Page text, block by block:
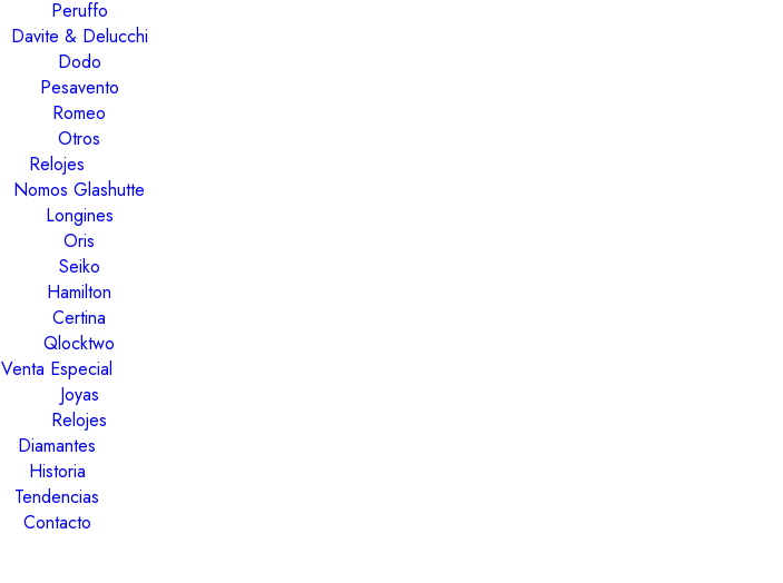
Peruffo
Davite & Delucchi
Dodo
Pesavento
Romeo
Otros
Relojes
Nomos Glashutte
Longines
Oris
Seiko
Hamilton
Certina
Qlocktwo
Venta Especial
Joyas
Relojes
Diamantes
Historia
Tendencias
Contacto